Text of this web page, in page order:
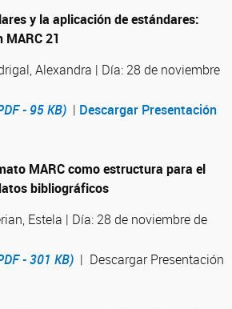
y la aplicación de estándares:
21
Alexandra | Día: 28 de noviembre
- 95 KB) | Descargar Presentación
MARC como estructura para el
bibliográficos
Estela | Día: 28 de noviembre de
- 301 KB) | Descargar Presentación